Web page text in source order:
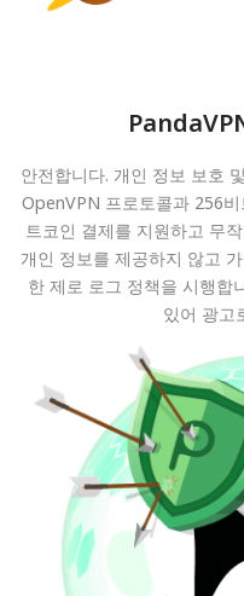
안전합니다. 개인 정보 보호
OpenVPN 프로토콜과 256
트코인 결제를 지원하고 무
개인 정보를 제공하지 않고
한 제로 로그 정책을 시행합
있어 광고